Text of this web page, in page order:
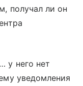
получал ли он
у него нет
уведомления